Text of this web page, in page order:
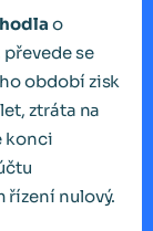
o
se
období zisk
ztráta na
konci
řízení nulový.